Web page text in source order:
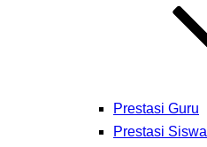
Prestasi Guru
Prestasi Siswa